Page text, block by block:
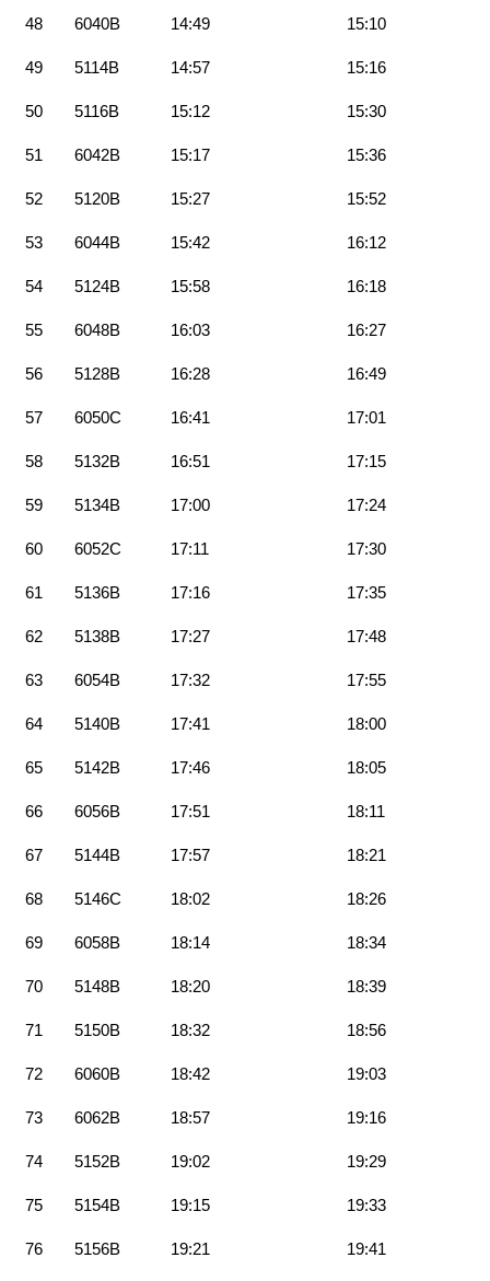
48 6040B 14:49 15:10
49 5114B 14:57 15:16
50 5116B 15:12 15:30
51 6042B 15:17 15:36
52 5120B 15:27 15:52
53 6044B 15:42 16:12
54 5124B 15:58 16:18
55 6048B 16:03 16:27
56 5128B 16:28 16:49
57 6050C 16:41 17:01
58 5132B 16:51 17:15
59 5134B 17:00 17:24
60 6052C 17:11 17:30
61 5136B 17:16 17:35
62 5138B 17:27 17:48
63 6054B 17:32 17:55
64 5140B 17:41 18:00
65 5142B 17:46 18:05
66 6056B 17:51 18:11
67 5144B 17:57 18:21
68 5146C 18:02 18:26
69 6058B 18:14 18:34
70 5148B 18:20 18:39
71 5150B 18:32 18:56
72 6060B 18:42 19:03
73 6062B 18:57 19:16
74 5152B 19:02 19:29
75 5154B 19:15 19:33
76 5156B 19:21 19:41